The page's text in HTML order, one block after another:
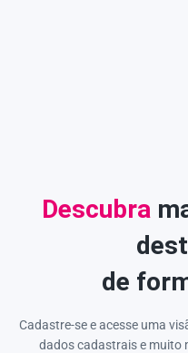
Descubra
de
Cadastre-se e acesse uma
dados cadastrais e muito